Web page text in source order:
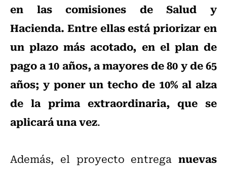
en las comisiones de Salud y
Hacienda. Entre ellas está priorizar en
un plazo más acotado, en el plan de
pago a 10 años, a mayores de 80 y de 65
años; y poner un techo de 10% al alza
de la prima extraordinaria, que se
aplicará una vez.
Además, el proyecto entrega nuevas